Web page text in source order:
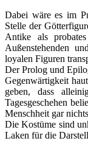
Dabei wäre es im
Stelle der
Antike als
Außenstehenden
loyalen Figuren
Der Prolog und
Gegenwärtigkeit
geben, dass
Tagesgeschehen
Menschheit gar
Die Kostüme sind
Laken für die